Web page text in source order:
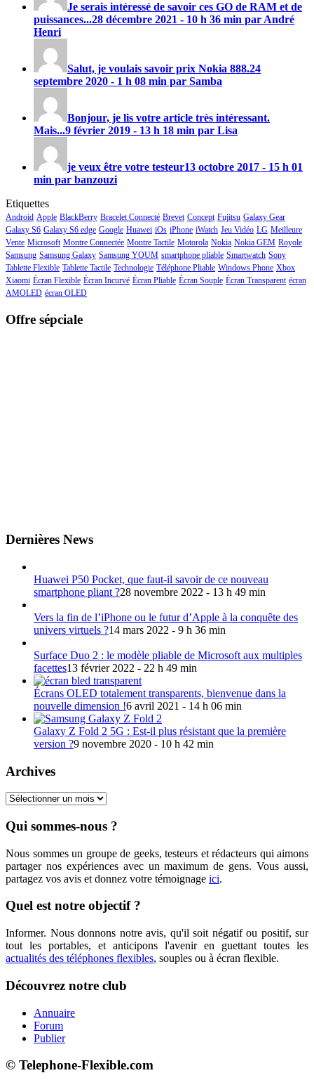
Je serais intéressé de savoir ces GO de RAM et de
puissances...28 décembre 2021 - 10 h 36 min par André
Henri
Salut, je voulais savoir prix Nokia 888.24
septembre 2020 - 1 h 08 min par Samba
Bonjour, je lis votre article très intéressant.
Mais...9 février 2019 - 13 h 18 min par Lisa
je veux être votre testeur13 octobre 2017 - 15 h 01
min par banzouzi
Etiquettes
Android Apple BlackBerry Bracelet Connecté Brevet Concept Fujitsu Galaxy Gear
Galaxy S6 Galaxy S6 edge Google Huawei iOs iPhone iWatch Jeu Vidéo LG Meilleure
Vente Microsoft Montre Connectée Montre Tactile Motorola Nokia Nokia GEM Royole
Samsung Samsung Galaxy Samsung YOUM smartphone pliable Smartwatch Sony
Tablette Flexible Tablette Tactile Technologie Téléphone Pliable Windows Phone Xbox
Xiaomi Écran Flexible Écran Incurvé Écran Pliable Écran Souple Écran Transparent écran
AMOLED écran OLED
Offre sépciale
Dernières News
Huawei P50 Pocket, que faut-il savoir de ce nouveau
smartphone pliant ?28 novembre 2022 - 13 h 49 min
Vers la fin de l’iPhone ou le futur d’Apple à la conquête des
univers virtuels ?14 mars 2022 - 9 h 36 min
Surface Duo 2 : le modèle pliable de Microsoft aux multiples
facettes13 février 2022 - 22 h 49 min
Écrans OLED totalement transparents, bienvenue dans la
nouvelle dimension !6 avril 2021 - 14 h 06 min
Galaxy Z Fold 2 5G : Est-il plus résistant que la première
version ?9 novembre 2020 - 10 h 42 min
Archives
Archives
Qui sommes-nous ?
Nous sommes un groupe de geeks, testeurs et rédacteurs qui aimons
partager nos expériences avec un maximum de gens. Vous aussi,
partagez vos avis et donnez votre témoignage ici.
Quel est notre objectif ?
Informer. Nous donnons notre avis, qu'il soit négatif ou positif, sur
tout les portables, et anticipons l'avenir en guettant toutes les
actualités des téléphones flexibles, souples ou à écran flexible.
Découvrez notre club
Annuaire
Forum
Publier
© Telephone-Flexible.com